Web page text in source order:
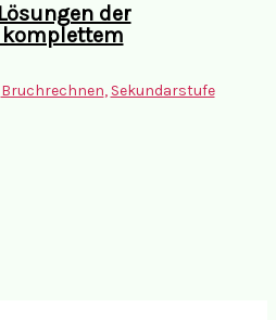
der
Bruchrechnen, Sekundarstufe